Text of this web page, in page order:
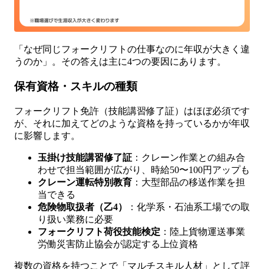
「なぜ同じフォークリフトの仕事なのに年収が大きく違
うのか」。その答えは主に4つの要因にあります。
保有資格・スキルの種類
フォークリフト免許（技能講習修了証）はほぼ必須です
が、それに加えてどのような資格を持っているかが年収
に影響します。
玉掛け技能講習修了証 ：クレーン作業との組み合
わせで担当範囲が広がり、時給50〜100円アップも
クレーン運転特別教育 ：大型部品の移送作業を担
当できる
危険物取扱者（乙4）
：化学系・石油系工場での取
り扱い業務に必要
フォークリフト荷役技能検定 ：陸上貨物運送事業
労働災害防止協会が認定する上位資格
複数の資格を持つことで「マルチスキル人材」として評